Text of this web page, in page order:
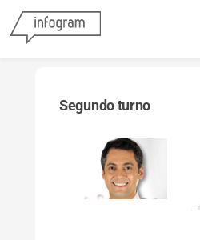
Segundo turno